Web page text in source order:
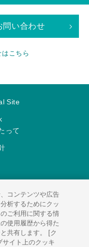
問い合わせ
こちら
Site
って
Corporation.
コンテンツや広告
析するためにクッ
ご利用に関する情
使用履歴から得た
共有します。 [ク
サイト上のクッキ